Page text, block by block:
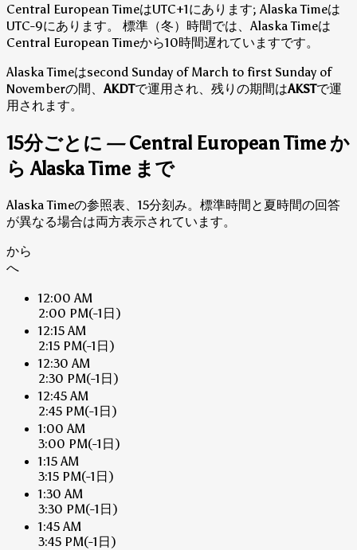
Central European TimeはUTC+1にあります; Alaska Timeは
UTC-9にあります。
標準（冬）時間では、Alaska Timeは
Central European Timeから10時間遅れていますです。
Alaska Timeはsecond Sunday of March to first Sunday of
Novemberの間、 AKDTで運用され、残りの期間はAKSTで運
用されます。
15分ごとに — Central European Time か
ら Alaska Time まで
Alaska Timeの参照表、15分刻み。標準時間と夏時間の回答
が異なる場合は両方表示されています。
から
へ
12:00 AM
2:00 PM(-1日)
12:15 AM
2:15 PM(-1日)
12:30 AM
2:30 PM(-1日)
12:45 AM
2:45 PM(-1日)
1:00 AM
3:00 PM(-1日)
1:15 AM
3:15 PM(-1日)
1:30 AM
3:30 PM(-1日)
1:45 AM
3:45 PM(-1日)